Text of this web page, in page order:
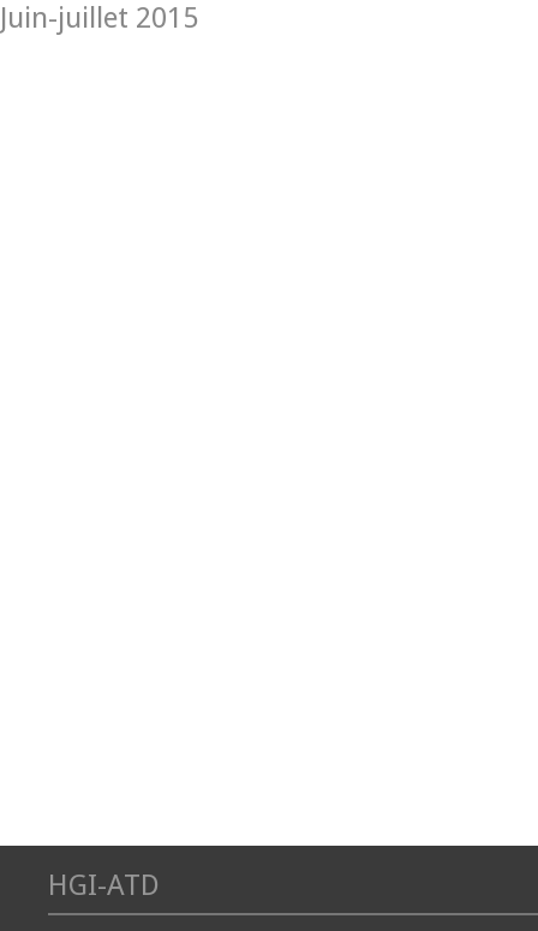
Juin-juillet 2015
HGI-ATD